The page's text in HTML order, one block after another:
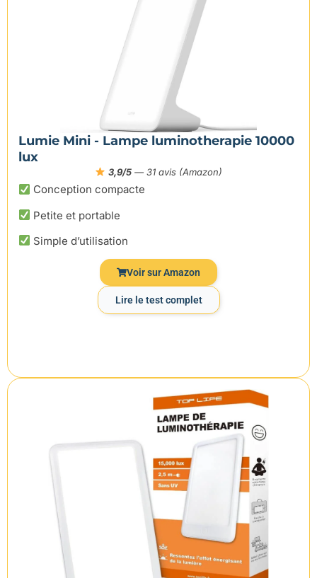
Lumie Mini - Lampe luminotherapie 10000
lux
3,9/5— 31 avis (Amazon)
Conception compacte
Petite et portable
Simple d’utilisation
Voir sur Amazon
Lire le test complet